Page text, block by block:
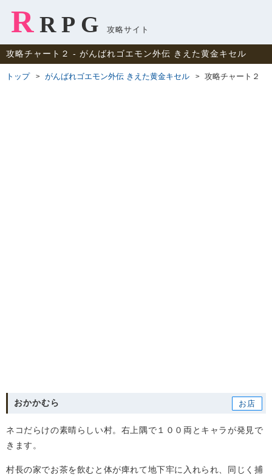
R RPG 攻略サイト
攻略チャート２ ‐ がんばれゴエモン外伝 きえた黄金キセル
トップ がんばれゴエモン外伝 きえた黄金キセル 攻略チャート２
おかかむら
ネコだらけの素晴らしい村。右上隅で１００両とキャラが発見で
きます。
村長の家でお茶を飲むと体が痺れて地下牢に入れられ、同じく捕